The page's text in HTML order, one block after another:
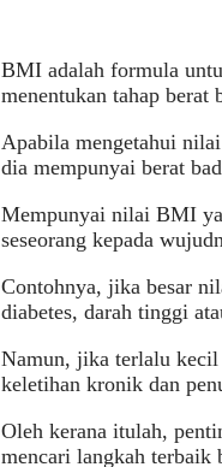
BMI adalah formula
menentukan tahap berat
Apabila mengetahui
dia mempunyai berat
Mempunyai nilai BMI
seseorang kepada
Contohnya, jika besar
diabetes, darah tinggi
Namun, jika terlalu kecil
keletihan kronik dan
Oleh kerana itulah,
mencari langkah